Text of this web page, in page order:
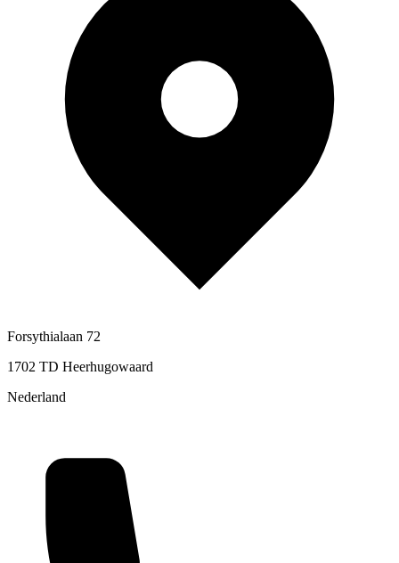
Forsythialaan 72
1702 TD Heerhugowaard
Nederland